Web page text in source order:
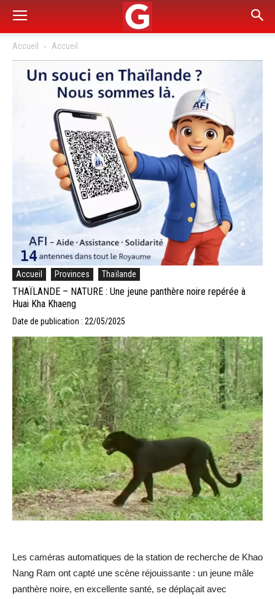
Accueil Accueil
Accueil Provinces Thaïlande
THAÏLANDE – NATURE : Une jeune panthère noire repérée à
Huai Kha Khaeng
Date de publication : 22/05/2025
Les caméras automatiques de la station de recherche de Khao
Nang Ram ont capté une scène réjouissante : un jeune mâle
panthère noire, en excellente santé, se déplaçait avec